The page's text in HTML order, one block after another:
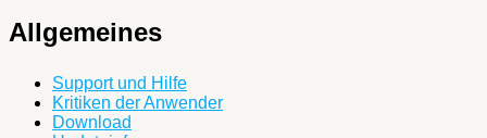
Allgemeines
Support und Hilfe
Kritiken der Anwender
Download